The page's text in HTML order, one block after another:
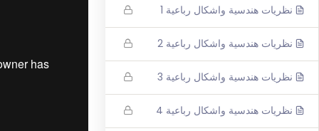
نظريات هندسية واشكال رباعية 1
نظريات هندسية واشكال رباعية 2
نظريات هندسية واشكال رباعية 3
نظريات هندسية واشكال رباعية 4
بچروت 3 وحدات 1 اشهر
رياضيات 4 وحدات 3 اشهر
فيزياء 3 اشهر